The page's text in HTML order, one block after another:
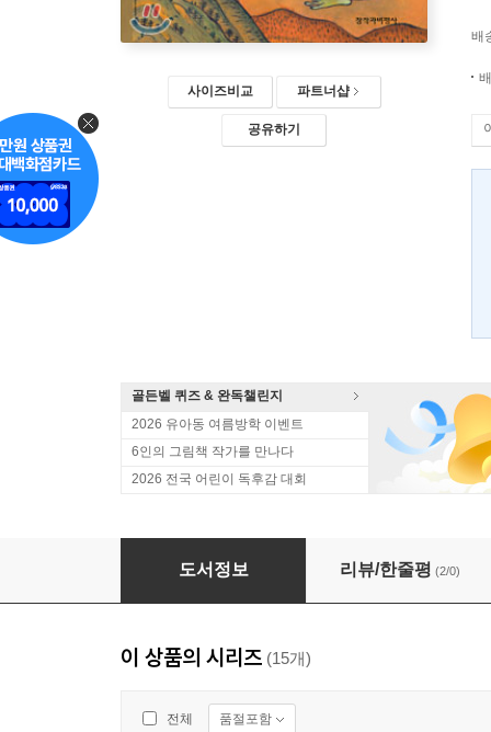
사이즈비교 파트너샵
공유하기
배
골든벨 퀴즈 & 완독챌린지
2026 유아동 여름방학 이벤트
6인의 그림책 작가를 만나다
2026 전국 어린이 독후감 대회
부용못의 개구리
도서정보 리뷰/한줄평 (2/0)
이 상품의 시리즈 (15개)
전체 품절포함